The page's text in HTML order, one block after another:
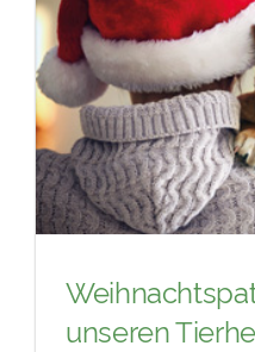
unseren